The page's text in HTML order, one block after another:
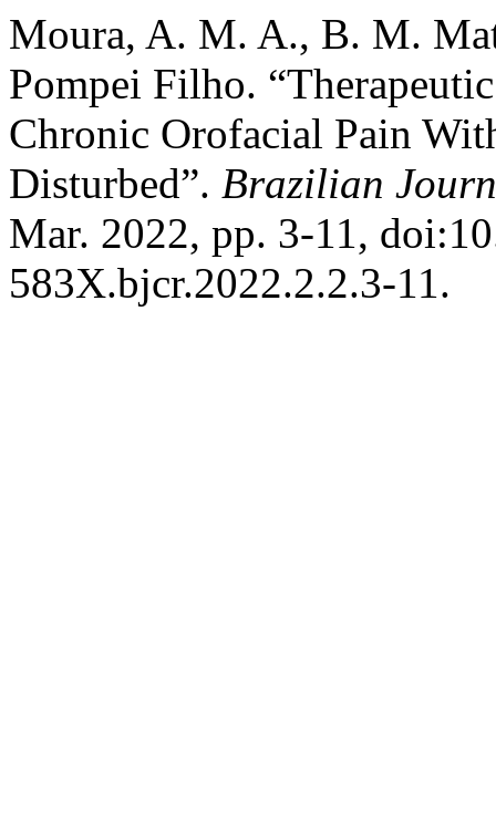
Moura, A. M. A., B. M.
Pompei Filho.
Chronic Orofacial Pain
Disturbed”. Brazilian
Mar. 2022, pp. 3-11,
583X.bjcr.2022.2.2.3-11.